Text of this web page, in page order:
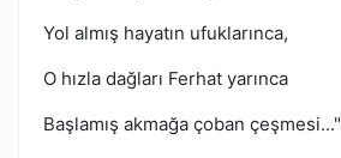
Yol almış hayatın ufuklarınca,
O hızla dağları Ferhat yarınca
Başlamış akmağa çoban çeşmesi..."